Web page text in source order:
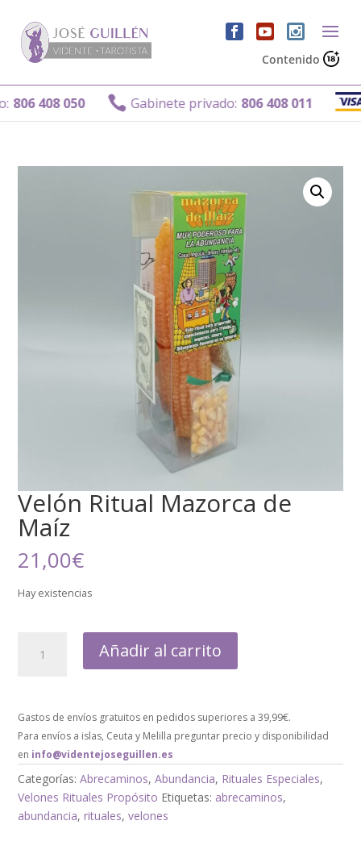
Contenido
408 050  Gabinete privado: 806 408 011
Velón Ritual Mazorca de
Maíz
21,00€
Hay existencias
Añadir al carrito
Gastos de envíos gratuitos en pedidos superiores a 39,99€.
Para envíos a islas, Ceuta y Melilla preguntar precio y disponibilidad
en info@videntejoseguillen.es
Categorías:Abrecaminos,Abundancia, Rituales Especiales,
Velones Rituales Propósito Etiquetas: abrecaminos,
abundancia,rituales,velones